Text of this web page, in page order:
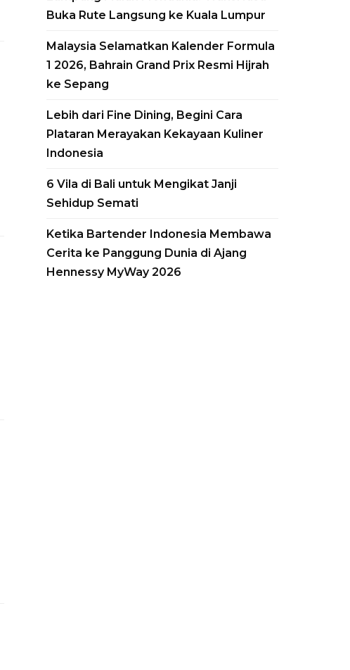
Buka Rute Langsung ke Kuala Lumpur
Malaysia Selamatkan Kalender Formula
1 2026, Bahrain Grand Prix Resmi Hijrah
ke Sepang
Lebih dari Fine Dining, Begini Cara
Plataran Merayakan Kekayaan Kuliner
Indonesia
6 Vila di Bali untuk Mengikat Janji
Sehidup Semati
Ketika Bartender Indonesia Membawa
Cerita ke Panggung Dunia di Ajang
Hennessy MyWay 2026
Aman Luncurkan
Amangati, Kapal
Pesiar Ultra-Luxury